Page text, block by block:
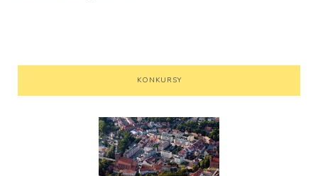
KONKURSY